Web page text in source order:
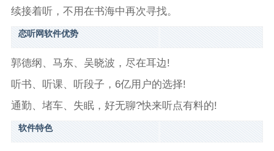
续接着听，不用在书海中再次寻找。
恋听网软件优势
郭德纲、马东、吴晓波，尽在耳边!
听书、听课、听段子，6亿用户的选择!
通勤、堵车、失眠，好无聊?快来听点有料的!
软件特色